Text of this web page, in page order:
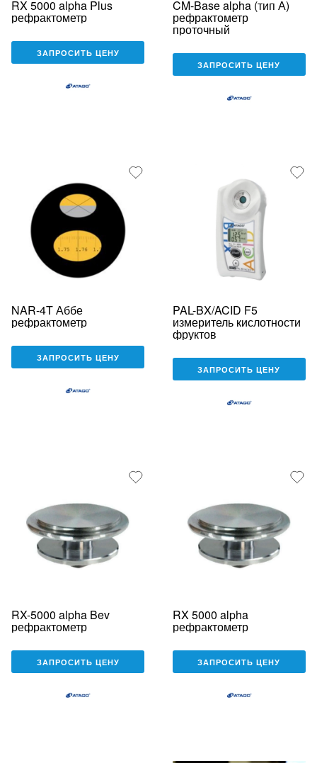
RX 5000 alpha Plus
рефрактометр
ЗАПРОСИТЬ ЦЕНУ
CM-Base alpha (тип А)
рефрактометр
проточный
ЗАПРОСИТЬ ЦЕНУ
NAR-4T Аббе
рефрактометр
ЗАПРОСИТЬ ЦЕНУ
PAL-BX/ACID F5
измеритель кислотности
фруктов
ЗАПРОСИТЬ ЦЕНУ
RX-5000 alpha Bev
рефрактометр
ЗАПРОСИТЬ ЦЕНУ
RX 5000 alpha
рефрактометр
ЗАПРОСИТЬ ЦЕНУ